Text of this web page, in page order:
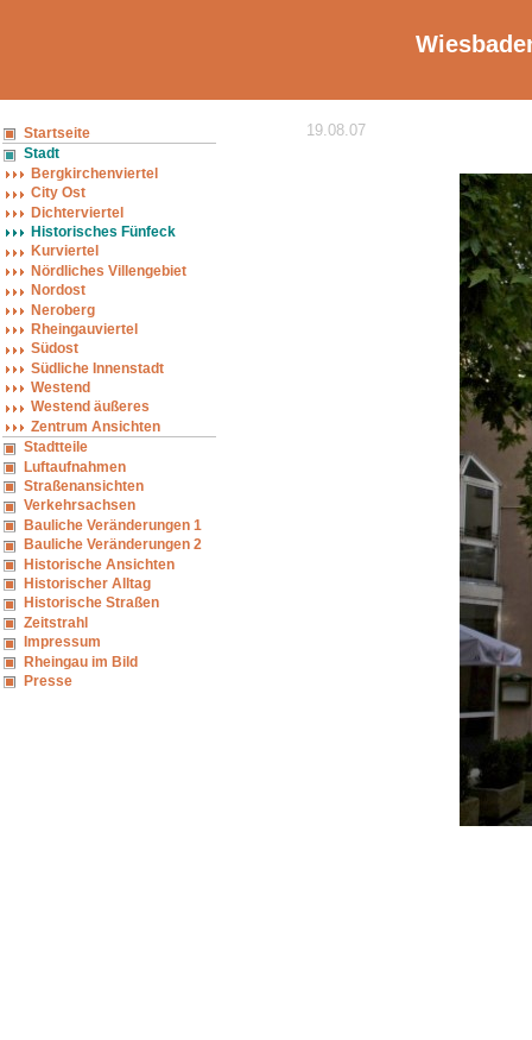
Startseite
Stadt
Bergkirchenviertel
City Ost
Dichterviertel
Historisches Fünfeck
Kurviertel
Nördliches Villengebiet
Nordost
Neroberg
Rheingauviertel
Südost
Südliche Innenstadt
Westend
Westend äußeres
Zentrum Ansichten
Stadtteile
Luftaufnahmen
Straßenansichten
Verkehrsachsen
Bauliche Veränderungen 1
Bauliche Veränderungen 2
Historische Ansichten
Historischer Alltag
Historische Straßen
Zeitstrahl
Impressum
Rheingau im Bild
Presse
19.08.07